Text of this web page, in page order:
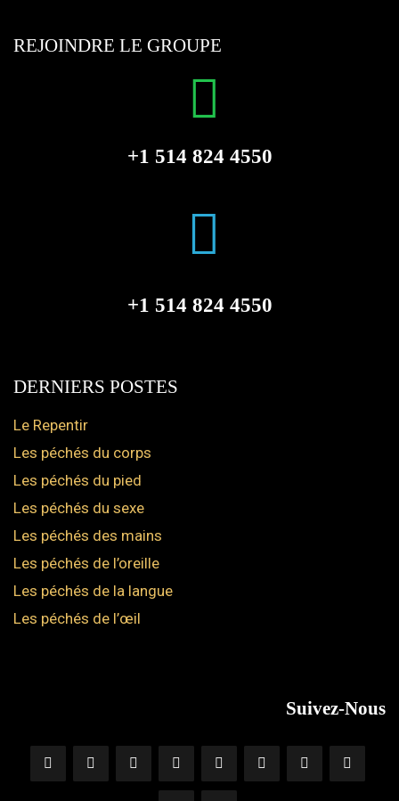
REJOINDRE LE GROUPE
+1 514 824 4550
+1 514 824 4550
DERNIERS POSTES
Le Repentir
Les péchés du corps
Les péchés du pied
Les péchés du sexe
Les péchés des mains
Les péchés de l’oreille
Les péchés de la langue
Les péchés de l’œil
Suivez-Nous